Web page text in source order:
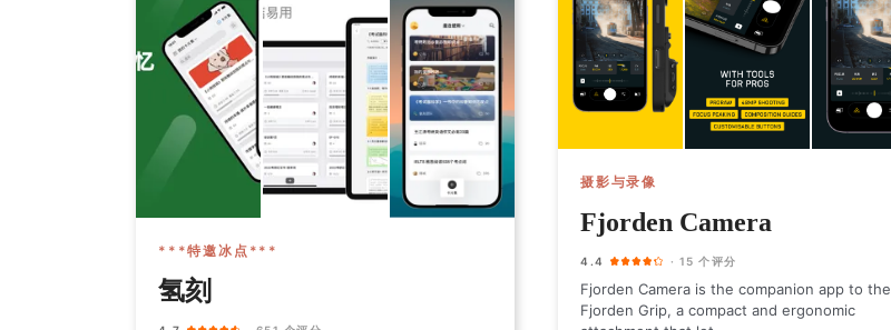
摄影与录像
Fjorden Camera
4.4 · 15 个评分
Fjorden Camera is the companion app to the
Fjorden Grip, a compact and ergonomic
***特邀冰点***
氢刻